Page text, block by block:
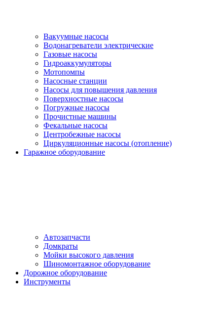
Вакуумные насосы
Водонагреватели электрические
Газовые насосы
Гидроаккумуляторы
Мотопомпы
Насосные станции
Насосы для повышения давления
Поверхностные насосы
Погружные насосы
Прочистные машины
Фекальные насосы
Центробежные насосы
Циркуляционные насосы (отопление)
Гаражное оборудование
Автозапчасти
Домкраты
Мойки высокого давления
Шиномонтажное оборудование
Дорожное оборудование
Инструменты